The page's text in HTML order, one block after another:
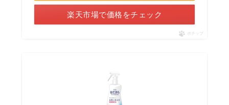
楽天市場で価格をチェック
ポチップ